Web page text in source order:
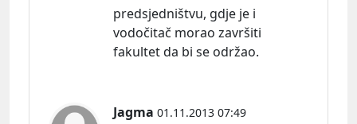
predsjedništvu, gdje je i
vodočitač morao završiti
fakultet da bi se održao.
Jagma 01.11.2013 07:49